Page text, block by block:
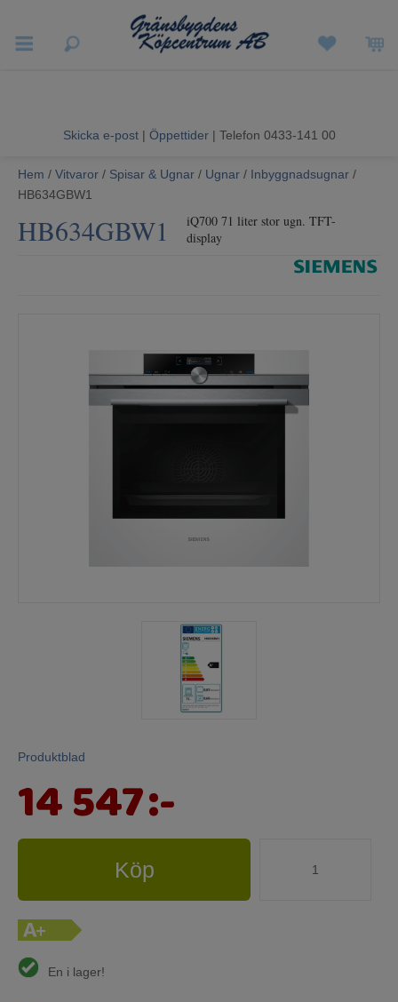
Sommarrea
Vitvaror
Mina sidor
Skicka e-post | Öppettider| Telefon 0433-141 00
Hem / Vitvaror / Spisar & Ugnar / Ugnar / Inbyggnadsugnar /
HB634GBW1
HB634GBW1
iQ700 71 liter stor ugn. TFT-
display
Produktblad
14 547:-
Köp
En i lager!